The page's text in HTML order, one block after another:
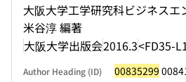
大阪大学工学研究科ビジネスエ
米谷淳 編著
大阪大学出版会2016.3<FD35-
Author Heading (ID) 00835299